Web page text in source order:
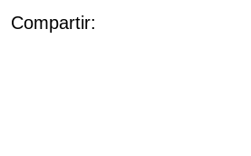
Compartir: